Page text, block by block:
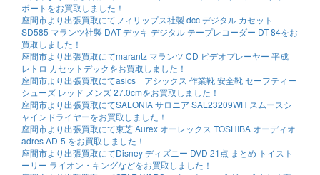
ボートをお買取しました！
座間市より出張買取にてフィリップス社製 dcc デジタル カセット
SD585 マランツ社製 DAT デッキ デジタル テープレコーダー DT-84をお
買取しました！
座間市より出張買取にてmarantz マランツ CD ビデオプレーヤー 平成
レトロ カセットデックをお買取しました！
座間市より出張買取にてasics アシックス 作業靴 安全靴 セーフティー
シューズ レッド メンズ 27.0cmをお買取しました！
座間市より出張買取にてSALONIA サロニア SAL23209WH スムースシ
ャインドライヤーをお買取しました！
座間市より出張買取にて東芝 Aurex オーレックス TOSHIBA オーディオ
adres AD-5 をお買取しました！
座間市より出張買取にてDisney ディズニー DVD 21点 まとめ トイスト
ーリー ライオン・キングなどをお買取しました！